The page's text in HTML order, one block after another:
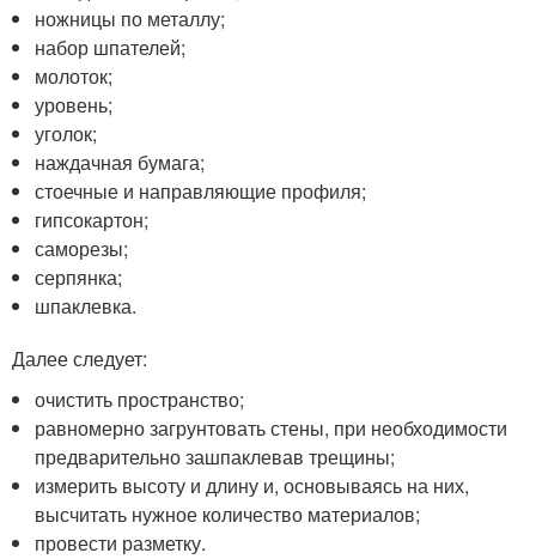
ножницы по металлу;
набор шпателей;
молоток;
уровень;
уголок;
наждачная бумага;
стоечные и направляющие профиля;
гипсокартон;
саморезы;
серпянка;
шпаклевка.
Далее следует:
очистить пространство;
равномерно загрунтовать стены, при необходимости
предварительно зашпаклевав трещины;
измерить высоту и длину и, основываясь на них,
высчитать нужное количество материалов;
провести разметку.